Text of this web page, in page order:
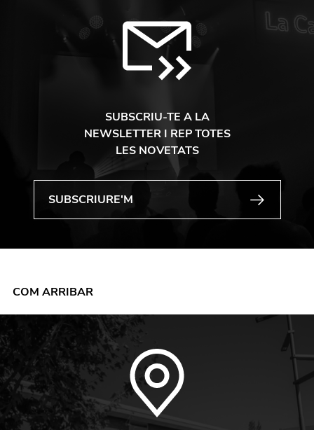
SUBSCRIU-TE A LA
NEWSLETTER I REP TOTES
LES NOVETATS
COM ARRIBAR